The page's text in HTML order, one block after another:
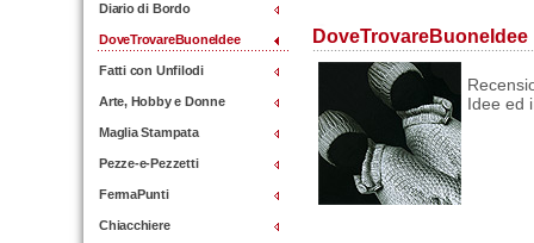
Diario di Bordo
DoveTrovareBuoneIdee
Fatti con Unfilodi
Arte, Hobby e Donne
Maglia Stampata
Pezze-e-Pezzetti
FermaPunti
Chiacchiere
DoveTrovareBuoneIdee
Idee ed